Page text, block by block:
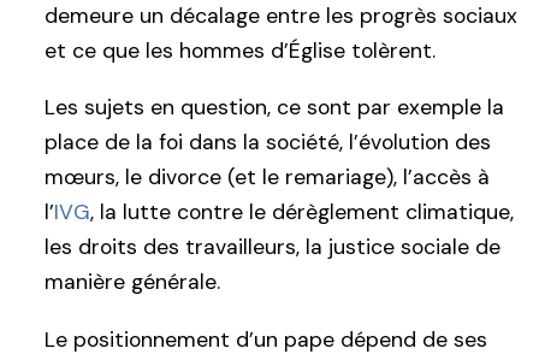
demeure un décalage entre les progrès sociaux
et ce que les hommes d’Église tolèrent.
Les sujets en question, ce sont par exemple la
place de la foi dans la société, l’évolution des
mœurs, le divorce (et le remariage), l’accès à
l’IVG, la lutte contre le dérèglement climatique,
les droits des travailleurs, la justice sociale de
manière générale.
Le positionnement d’un pape dépend de ses